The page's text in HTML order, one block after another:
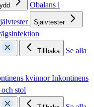
Obalans i
Självtester
Tillbaka
Se alla
kvinnorInkontinens
stol